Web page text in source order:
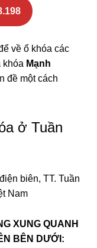
về ổ khóa các
khóa Mạnh
đề một cách
ở Tuần
biên, TT. Tuần
Nam
XUNG QUANH
BÊN DƯỚI: